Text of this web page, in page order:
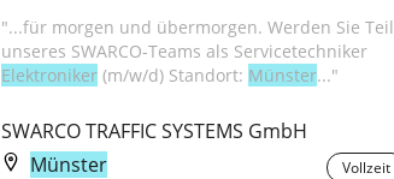
"...für morgen und übermorgen. Werden Sie Teil
Elektroniker (m/w/d) Standort: Münster..."
SWARCO TRAFFIC SYSTEMS GmbH
Münster
Vollzeit